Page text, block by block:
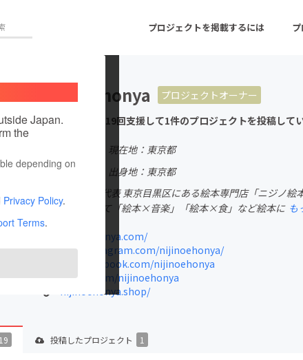
プロジェクトを掲載するには
ェクト 注目のリターン 注目の新着プロジェクト
真 音楽
ー・ガジェット
ゲーム・サービス開発
起業
チャレンジ
・地域活性化
CAMPFIREふるさと納税
Japan.
the
depending on
Privacy Policy.
Terms.
nijinoehonya
プロジェクトオーナー
これまでに19回支援して1件のプロジェクトを投稿して
現在地：東京都
出身国：日本
出身地：東京都
ニジノ絵本屋代表 東京目黒区にある絵本専門店「ニジノ
ャラバンとして「絵本×音楽」「絵本×食」など絵本に も
nijinoehonya.com/
www.instagram.com/nijinoehonya/
www.facebook.com/nijinoehonya
twitter.com/nijinoehonya
nijinoehonya.shop/
19 投稿したプロジェクト 1